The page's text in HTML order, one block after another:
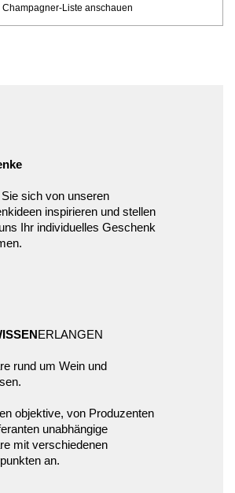
Champagner-Liste anschauen
sich von unseren
inspirieren und stellen
Ihr individuelles Geschenk
ERLANGEN
rund um Wein und
objektive, von Produzenten
unabhängige
mit verschiedenen
an.